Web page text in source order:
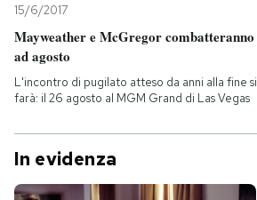
15/6/2017
Mayweather e McGregor combatteranno
ad agosto
L'incontro di pugilato atteso da anni alla fine si
farà: il 26 agosto al MGM Grand di Las Vegas
In evidenza